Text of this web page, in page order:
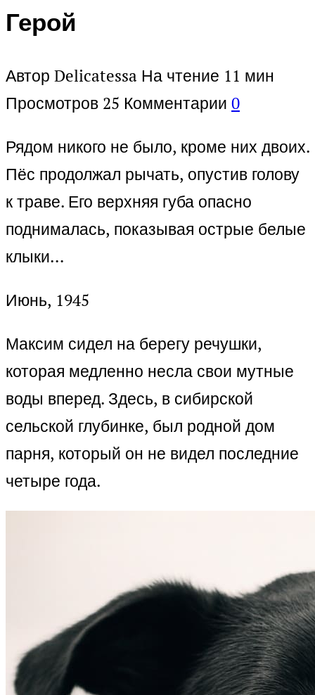
Герой
Автор Delicatessa На чтение 11 мин
Просмотров 25 Комментарии 0
Рядом никого не было, кроме них двоих.
Пёс продолжал рычать, опустив голову
к траве. Его верхняя губа опасно
поднималась, показывая острые белые
клыки…
Июнь, 1945
Максим сидел на берегу речушки,
которая медленно несла свои мутные
воды вперед. Здесь, в сибирской
сельской глубинке, был родной дом
парня, который он не видел последние
четыре года.